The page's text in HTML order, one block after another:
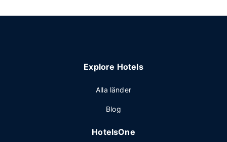
Explore Hotels
Alla länder
Blog
HotelsOne